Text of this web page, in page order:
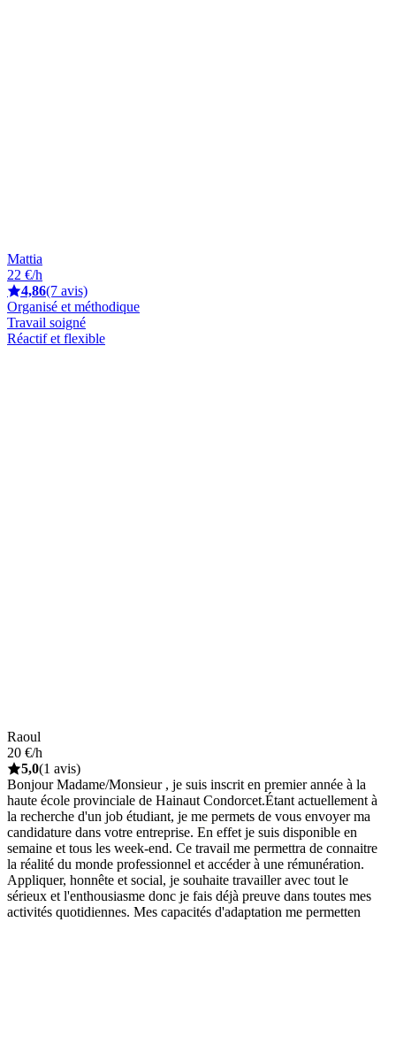
Mattia
22 €/h
4,86(7 avis)
Organisé et méthodique
Travail soigné
Réactif et flexible
Raoul
20 €/h
5,0(1 avis)
Bonjour Madame/Monsieur , je suis inscrit en premier année à la
haute école provinciale de Hainaut Condorcet.Étant actuellement à
la recherche d'un job étudiant, je me permets de vous envoyer ma
candidature dans votre entreprise. En effet je suis disponible en
semaine et tous les week-end. Ce travail me permettra de connaitre
la réalité du monde professionnel et accéder à une rémunération.
Appliquer, honnête et social, je souhaite travailler avec tout le
sérieux et l'enthousiasme donc je fais déjà preuve dans toutes mes
activités quotidiennes. Mes capacités d'adaptation me permetten